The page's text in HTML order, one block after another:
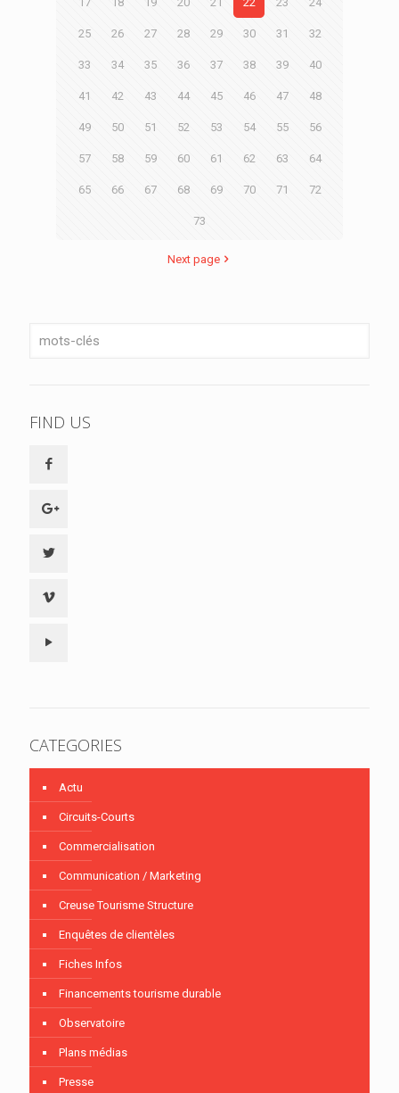
25 26 27 28 29 30 31 32
33 34 35 36 37 38 39 40
41 42 43 44 45 46 47 48
49 50 51 52 53 54 55 56
57 58 59 60 61 62 63 64
65 66 67 68 69 70 71 72
73
Next page
FIND US
CATEGORIES
Actu
Circuits-Courts
Commercialisation
Communication / Marketing
Creuse Tourisme Structure
Enquêtes de clientèles
Fiches Infos
Financements tourisme durable
Observatoire
Plans médias
Presse